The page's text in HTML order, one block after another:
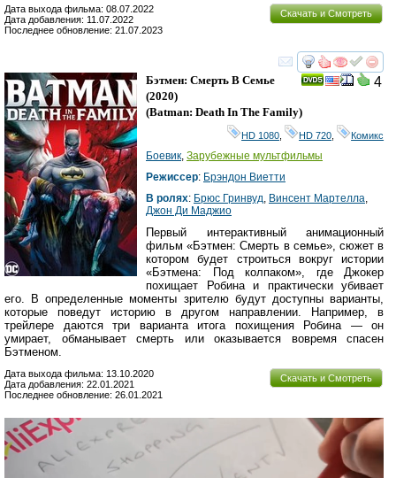
Скачать и Смотреть
Дата выхода фильма: 08.07.2022
Дата добавления: 11.07.2022
Последнее обновление: 21.07.2023
смотреть
4
Бэтмен: Смерть В Семье
(2020)
(Batman: Death In The Family)
HD 1080 HD 720 Комикс
Боевик, Зарубежные мультфильмы
Режиссер: Брэндон Виетти
В ролях: Брюс Гринвуд, Винсент Мартелла,
Джон Ди Маджио
Первый интерактивный анимационный
фильм «Бэтмен: Смерть в семье», сюжет в
котором будет строиться вокруг истории
«Бэтмена: Под колпаком», где Джокер
похищает Робина и практически убивает
его. В определенные моменты зрителю будут доступны варианты,
которые поведут историю в другом направлении. Например, в
трейлере даются три варианта итога похищения Робина — он
умирает, обманывает смерть или оказывается вовремя спасен
Бэтменом.
Скачать и Смотреть
Дата выхода фильма: 13.10.2020
Дата добавления: 22.01.2021
Последнее обновление: 26.01.2021